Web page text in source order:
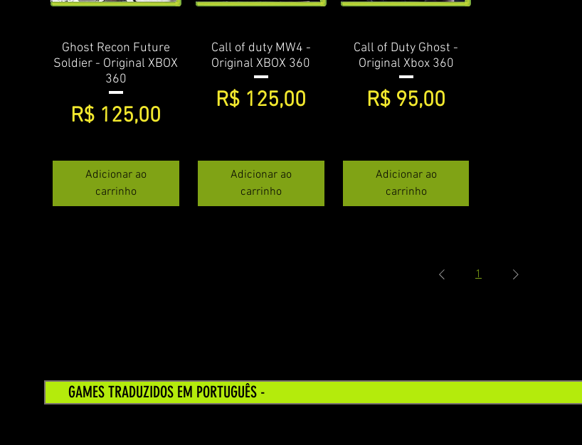
Visualização rápida
Ghost Recon Future
Soldier - Original XBOX
360
Preço
R$ 125,00
Adicionar ao
carrinho
Visualização rápida
Call of duty MW4 -
Original XBOX 360
Preço
R$ 125,00
Adicionar ao
carrinho
Visualização rápida
Call of Duty Ghost -
Original Xbox 360
Preço
R$ 95,00
Adicionar ao
carrinho
1
GAMES TRADUZIDOS EM PORTUGUÊS -